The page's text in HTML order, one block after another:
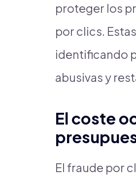
proteger los
por clics.
identificando
abusivas y
El coste
El fraude por